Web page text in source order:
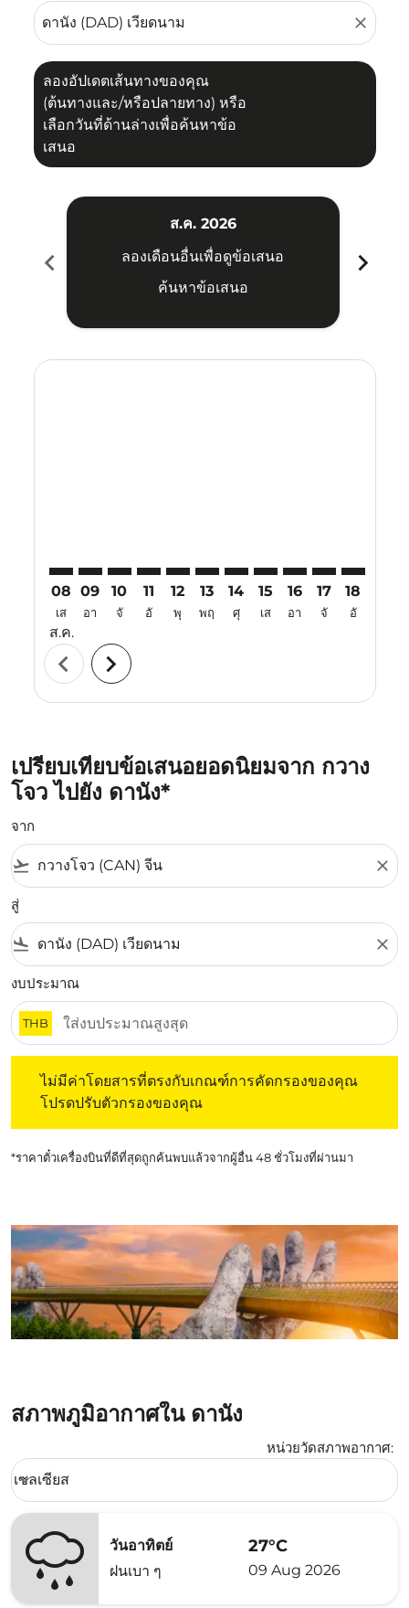
close
ลองอัปเดตเส้นทางของคุณ
(ต้นทางและ/หรือปลายทาง) หรือ
เลือกวันที่ด้านล่างเพื่อค้นหาข้อ
เสนอ
chevron_left
ส.ค. 2026
ลองเดือนอื่นเพื่อดูข้อเสนอ
ค้นหาข้อเสนอ
chevron_right
08
เส
ส.ค.
09
อา
10
จั
11
อั
12
พุ
13
พฤ
14
ศุ
15
เส
16
อา
17
จั
18
อั
chevron_left chevron_right
เปรียบเทียบข้อเสนอยอดนิยมจาก กวาง
โจว ไปยัง ดานัง*
จาก
flight_takeoff close
สู่
flight_land close
งบประมาณ
THB
ไม่มีค่าโดยสารที่ตรงกับเกณฑ์การคัดกรองของคุณ
โปรดปรับตัวกรองของคุณ
*ราคาตั๋วเครื่องบินที่ดีที่สุดถูกค้นพบแล้วจากผู้อื่น 48 ชั่วโมงที่ผ่านมา
สภาพภูมิอากาศใน ดานัง
หน่วยวัดสภาพอากาศ:
Weather unit option เซลเซียส Selected
เซลเซียส
keyboard_arrow_down
วันอาทิตย์
ฝนเบา ๆ
27°C
09 Aug 2026